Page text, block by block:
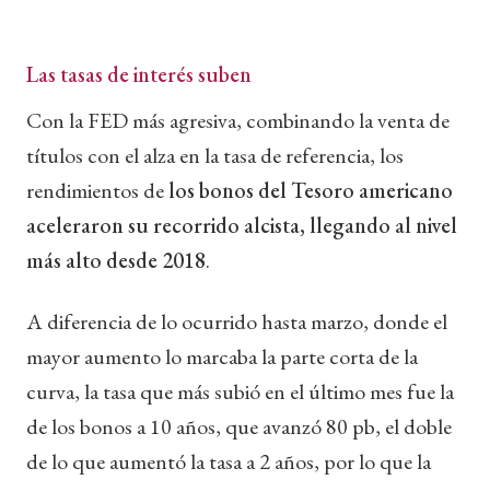
Las tasas de interés suben
Con la FED más agresiva, combinando la venta de
títulos con el alza en la tasa de referencia, los
rendimientos delos bonos del Tesoro americano
aceleraron su recorrido alcista, llegando al nivel
más alto desde 2018.
A diferencia de lo ocurrido hasta marzo, donde el
mayor aumento lo marcaba la parte corta de la
curva, la tasa que más subió en el último mes fue la
de los bonos a 10 años, que avanzó 80 pb, el doble
de lo que aumentó la tasa a 2 años, por lo que la